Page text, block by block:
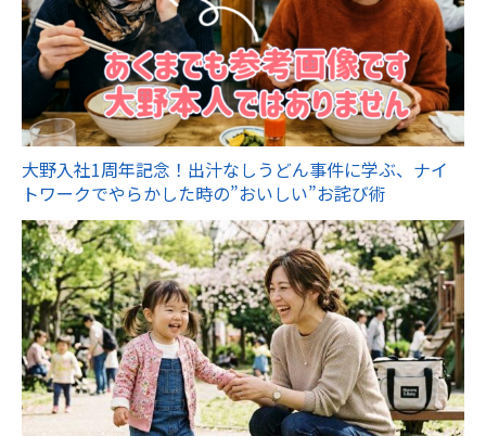
大野入社1周年記念！出汁なしうどん事件に学ぶ、ナイ
トワークでやらかした時の”おいしい”お詫び術